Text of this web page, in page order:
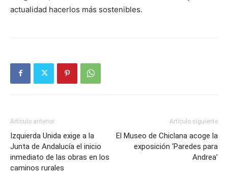
actualidad hacerlos más sostenibles.
Artículo anterior
Izquierda Unida exige a la
Junta de Andalucía el inicio
inmediato de las obras en los
caminos rurales
Artículo siguiente
El Museo de Chiclana acoge la
exposición ‘Paredes para
Andrea’